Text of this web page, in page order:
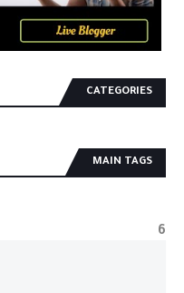
CATEGORIES
MAIN TAGS
6